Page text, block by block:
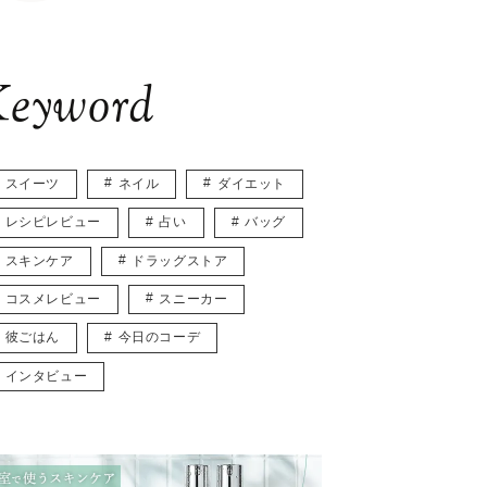
スイーツ ネイル ダイエット
レシピレビュー 占い バッグ
スキンケア ドラッグストア
コスメレビュー スニーカー
彼ごはん 今日のコーデ
インタビュー